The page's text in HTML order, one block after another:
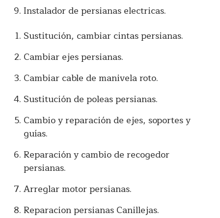
Instalador de persianas electricas.
Sustitución, cambiar cintas persianas.
Cambiar ejes persianas.
Cambiar cable de manivela roto.
Sustitución de poleas persianas.
Cambio y reparación de ejes, soportes y
guías.
Reparación y cambio de recogedor
persianas.
Arreglar motor persianas.
Reparacion persianas Canillejas.